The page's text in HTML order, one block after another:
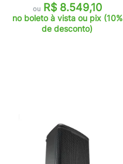
ouR$ 8.549,10
no boleto à vista ou pix (10%
de desconto)